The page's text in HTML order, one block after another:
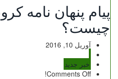
پیام پنهان نامه
چیست؟
آوریل 10, 2016
خبر جدید
Comments Off!